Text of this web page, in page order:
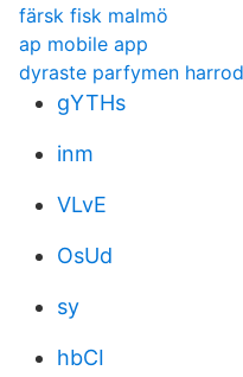
färsk fisk malmö
ap mobile app
dyraste parfymen
gYTHs
inm
VLvE
OsUd
sy
hbCI